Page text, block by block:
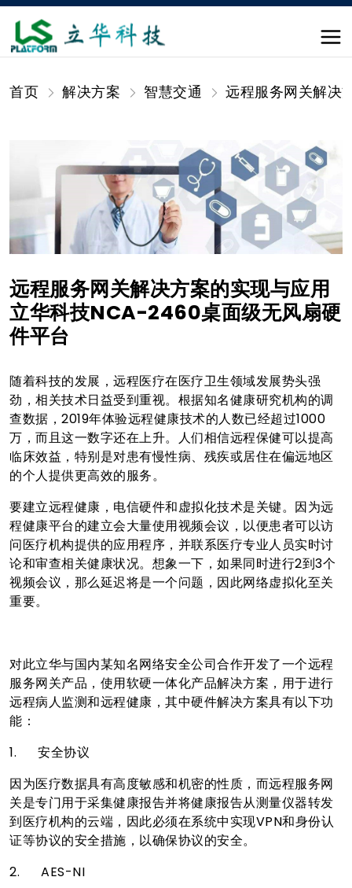
首页 解决方案 智慧交通 远程服务网关解决
远程服务网关解决方案的实现与应用
立华科技NCA-2460桌面级无风扇硬
件平台
随着科技的发展，远程医疗在医疗卫生领域发展势头强
劲，相关技术日益受到重视。根据知名健康研究机构的调
查数据，2019年体验远程健康技术的人数已经超过1000
万，而且这一数字还在上升。人们相信远程保健可以提高
临床效益，特别是对患有慢性病、残疾或居住在偏远地区
的个人提供更高效的服务。
要建立远程健康，电信硬件和虚拟化技术是关键。因为远
程健康平台的建立会大量使用视频会议，以便患者可以访
问医疗机构提供的应用程序，并联系医疗专业人员实时讨
论和审查相关健康状况。想象一下，如果同时进行2到3个
视频会议，那么延迟将是一个问题，因此网络虚拟化至关
重要。
对此立华与国内某知名网络安全公司合作开发了一个远程
服务网关产品，使用软硬一体化产品解决方案，用于进行
远程病人监测和远程健康，其中硬件解决方案具有以下功
能：
1.
安全协议
因为医疗数据具有高度敏感和机密的性质，而远程服务网
关是专门用于采集健康报告并将健康报告从测量仪器转发
到医疗机构的云端，因此必须在系统中实现VPN和身份认
证等协议的安全措施，以确保协议的安全。
2.
AES-NI